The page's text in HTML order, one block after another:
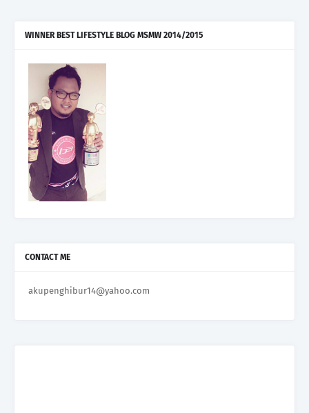
WINNER BEST LIFESTYLE BLOG MSMW 2014/2015
CONTACT ME
akupenghibur14@yahoo.com